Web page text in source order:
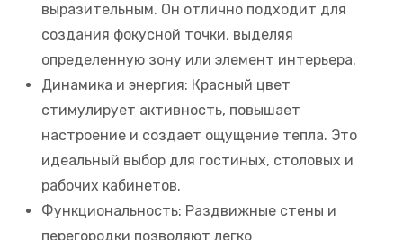
выразительным. Он отлично подходит для
создания фокусной точки, выделяя
определенную зону или элемент интерьера.
Динамика и энергия: Красный цвет
стимулирует активность, повышает
настроение и создает ощущение тепла. Это
идеальный выбор для гостиных, столовых и
рабочих кабинетов.
Функциональность: Раздвижные стены и
перегородки позволяют легко